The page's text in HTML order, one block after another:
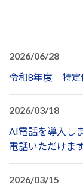
2026/06/28
令和8年度 特定
2026/03/18
AI電話を導入し
電話いただけます
2026/03/15